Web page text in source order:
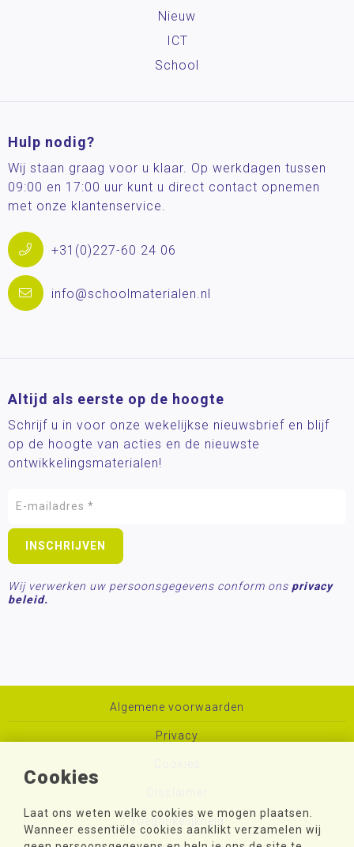
Cookies
Laat ons weten welke cookies we mogen plaatsen.
Wanneer essentiële cookies aanklikt verzamelen wij
Nieuw
ICT
School
Hulp nodig?
Wij staan graag voor u klaar. Op werkdagen tussen
09:00 en 17:00 uur kunt u direct contact opnemen
met onze klantenservice.
+31(0)227-60 24 06
info@schoolmaterialen.nl
Altijd als eerste op de hoogte
Schrijf u in voor onze wekelijkse nieuwsbrief en blijf
op de hoogte van acties en de nieuwste
ontwikkelingsmaterialen!
Wij verwerken uw persoonsgegevens conform ons privacy
beleid.
Algemene voorwaarden
Privacy
Toegankelijkheid